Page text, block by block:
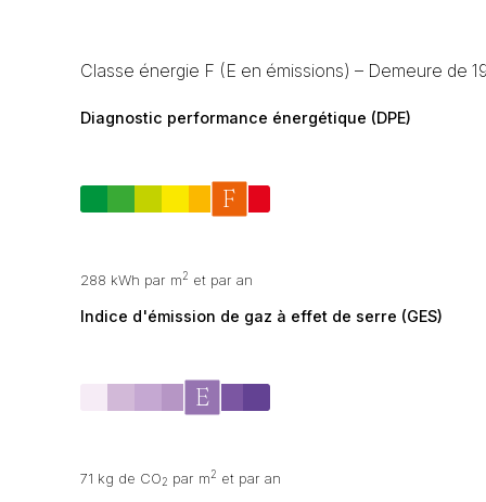
Classe énergie F (E en émissions) – Demeure de
Diagnostic performance énergétique (DPE)
288 kWh par m2 et par an
Indice d'émission de gaz à effet de serre (GES)
71 kg de CO2 par m2 et par an